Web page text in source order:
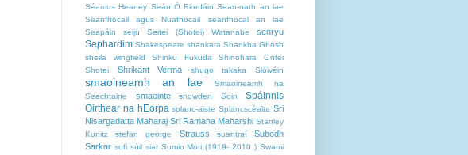
Séamus Heaney Seán Ó Riordáin Sean-nath an lae
Seanfhocail agus Nuafhocail
seanfhocal an lae
Seapáin
seiju Seitei (Shotei) Watanabe senryu
Sephardim Shakespeare shankara Shankha Ghosh
sheila wingfield
Shinku Fukuda
Shinohara Ontei
Shotei
Shrikant Verma shugo takaka Slóivéin
smaoineamh an lae
Smaoineamh na
Seachtaine
smaointe snowden Soin
Spáinnis
Oirthear na hEorpa splanc-aiste Splancscéalta Sri
Nisargadatta Maharaj Sri Ramana Maharshi Stanley
Kunitz
stefan george Strauss suantraí
Subodh
Sarkar sufi súil siar Sumio Mori (1919- 2010 ) Swami